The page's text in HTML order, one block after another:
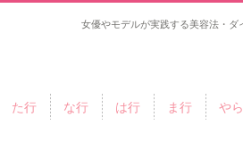
女優やモデルが実践する美容法・
た行 な行 は行 ま行 や